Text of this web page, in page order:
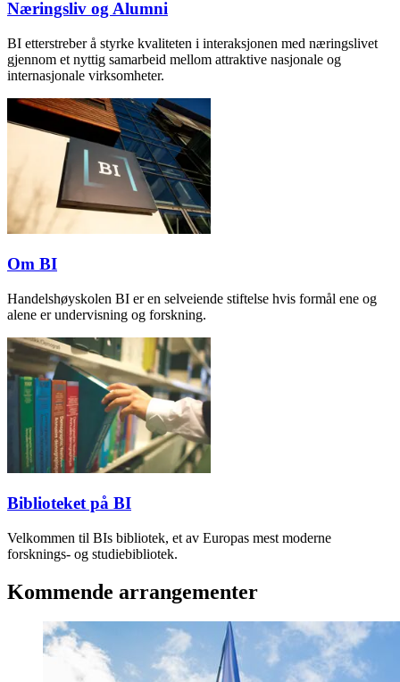
Næringsliv og Alumni
BI etterstreber å styrke kvaliteten i interaksjonen med næringslivet
gjennom et nyttig samarbeid mellom attraktive nasjonale og
internasjonale virksomheter.
Om BI
Handelshøyskolen BI er en selveiende stiftelse hvis formål ene og
alene er undervisning og forskning.
Biblioteket på BI
Velkommen til BIs bibliotek, et av Europas mest moderne
forsknings- og studiebibliotek.
Kommende arrangementer